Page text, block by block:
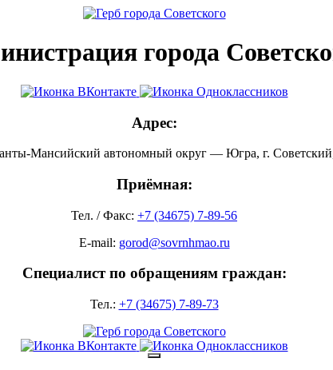
города
Адрес:
Мансийский автономный округ — Югра, г.
Приёмная:
Тел. / Факс: +7 (34675) 7-89-56
E-mail: gorod@sovrnhmao.ru
Специалист по обращениям граждан:
Тел.: +7 (34675) 7-89-73